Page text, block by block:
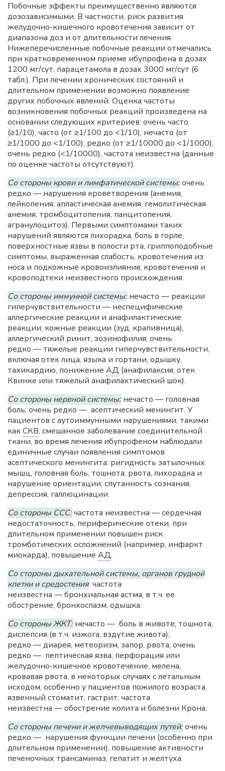
Побочные эффекты преимущественно являются
дозозависимыми. В частности, риск развития
желудочно-кишечного кровотечения зависит от
диапазона доз и от длительности лечения.
Нижеперечисленные побочные реакции отмечались
при кратковременном приеме ибупрофена в дозах
1200 мг/сут, парацетамола в дозах 3000 мг/сут (6
табл.). При лечении хронических состояний и
длительном применении возможно появление
других побочных явлений. Оценка частоты
возникновения побочных реакций произведена на
основании следующих критериев: очень часто
(≥1/10); часто (от ≥1/100 до <1/10); нечасто (от
≥1/1000 до <1/100); редко (от ≥1/10000 до <1/1000);
очень редко (<1/10000), частота неизвестна (данные
по оценке частоты отсутствуют).
Со стороны крови и лимфатической системы:очень
редко — нарушения кроветворения (анемия,
лейкопения, апластическая анемия, гемолитическая
анемия, тромбоцитопения, панцитопения,
агранулоцитоз). Первыми симптомами таких
нарушений являются лихорадка, боль в горле,
поверхностные язвы в полости рта, гриппоподобные
симптомы, выраженная слабость, кровотечения из
носа и подкожные кровоизлияния, кровотечения и
кровоподтеки неизвестного происхождения.
Со стороны иммунной системы:нечасто — реакции
гиперчувствительности — неспецифические
аллергические реакции и анафилактические
реакции, кожные реакции (зуд, крапивница),
аллергический ринит, эозинофилия; очень
редко — тяжелые реакции гиперчувствительности,
включая отек лица, языка и гортани, одышку,
тахикардию, понижение АД (анафилаксия, отек
Квинке или тяжелый анафилактический шок).
Со стороны нервной системы:нечасто — головная
боль; очень редко — асептический менингит. У
пациентов с аутоиммунными нарушениями, такими
какСКВ, смешанное заболевание соединительной
ткани, во время лечения ибупрофеном наблюдали
единичные случаи появления симптомов
асептического менингита: ригидность затылочных
мышц, головная боль, тошнота, рвота, лихорадка и
нарушение ориентации, спутанность сознания,
депрессия, галлюцинации.
Со стороны ССС:частота неизвестна — сердечная
недостаточность, периферические отеки, при
длительном применении повышен риск
тромботических осложнений (например, инфаркт
миокарда), повышение АД.
Со стороны дыхательной системы, органов грудной
клетки и средостения: частота
неизвестна — бронхиальная астма, в т.ч. ее
обострение, бронхоспазм, одышка.
Со стороны ЖКТ:нечасто — боль в животе, тошнота,
диспепсия (в т.ч. изжога, вздутие живота);
редко — диарея, метеоризм, запор, рвота; очень
редко — пептическая язва, перфорация или
желудочно-кишечное кровотечение, мелена,
кровавая рвота, в некоторых случаях с летальным
исходом, особенно у пациентов пожилого возраста,
язвенный стоматит, гастрит; частота
неизвестна — обострение колита и болезни Крона.
Со стороны печени и желчевыводящих путей:очень
редко — нарушения функции печени (особенно при
длительном применении), повышение активности
печеночных трансаминаз, гепатит и желтуха.